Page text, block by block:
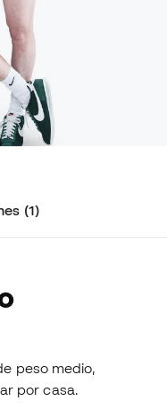
(1)
peso medio,
por casa.